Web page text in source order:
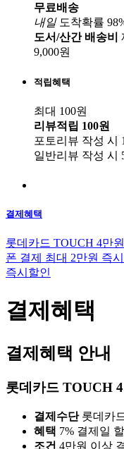
무료배송
내일도착확률
도서/산간 배송비
9,000원
적립혜택
최대 100원
리뷰적립 100원
포토리뷰 작성 시
일반리뷰 작성 시
결제혜택
롯데카드 TOUCH 4만
폰 결제 최대 2만원 즉
즉시할인
결제혜택
결제혜택 안내
롯데카드 TOUCH
결제수단 롯데카
혜택 7% 결제일
조건 4만원 이상